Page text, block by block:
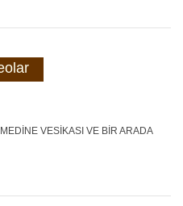
VESİKASI VE BİR ARADA